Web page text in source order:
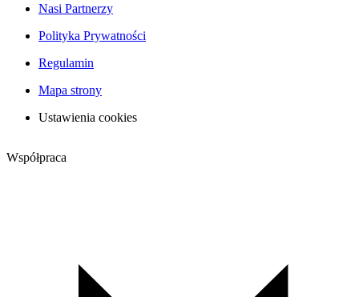
Nasi Partnerzy
Polityka Prywatności
Regulamin
Mapa strony
Ustawienia cookies
Współpraca